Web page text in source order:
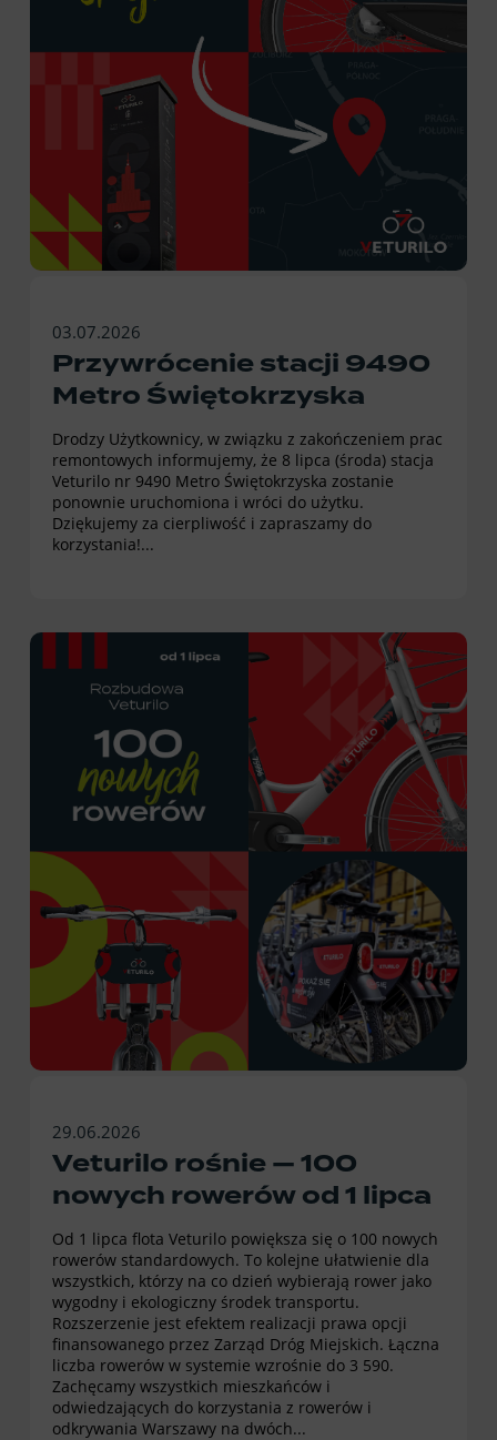
03.07.2026
Przywrócenie stacji 9490
Metro Świętokrzyska
Drodzy Użytkownicy, w związku z zakończeniem prac
remontowych informujemy, że 8 lipca (środa) stacja
Veturilo nr 9490 Metro Świętokrzyska zostanie
ponownie uruchomiona i wróci do użytku.
Dziękujemy za cierpliwość i zapraszamy do
korzystania!...
29.06.2026
Veturilo rośnie — 100
nowych rowerów od 1 lipca
Od 1 lipca flota Veturilo powiększa się o 100 nowych
rowerów standardowych. To kolejne ułatwienie dla
wszystkich, którzy na co dzień wybierają rower jako
wygodny i ekologiczny środek transportu.
Rozszerzenie jest efektem realizacji prawa opcji
finansowanego przez Zarząd Dróg Miejskich. Łączna
liczba rowerów w systemie wzrośnie do 3 590.
Zachęcamy wszystkich mieszkańców i
odwiedzających do korzystania z rowerów i
odkrywania Warszawy na dwóch...